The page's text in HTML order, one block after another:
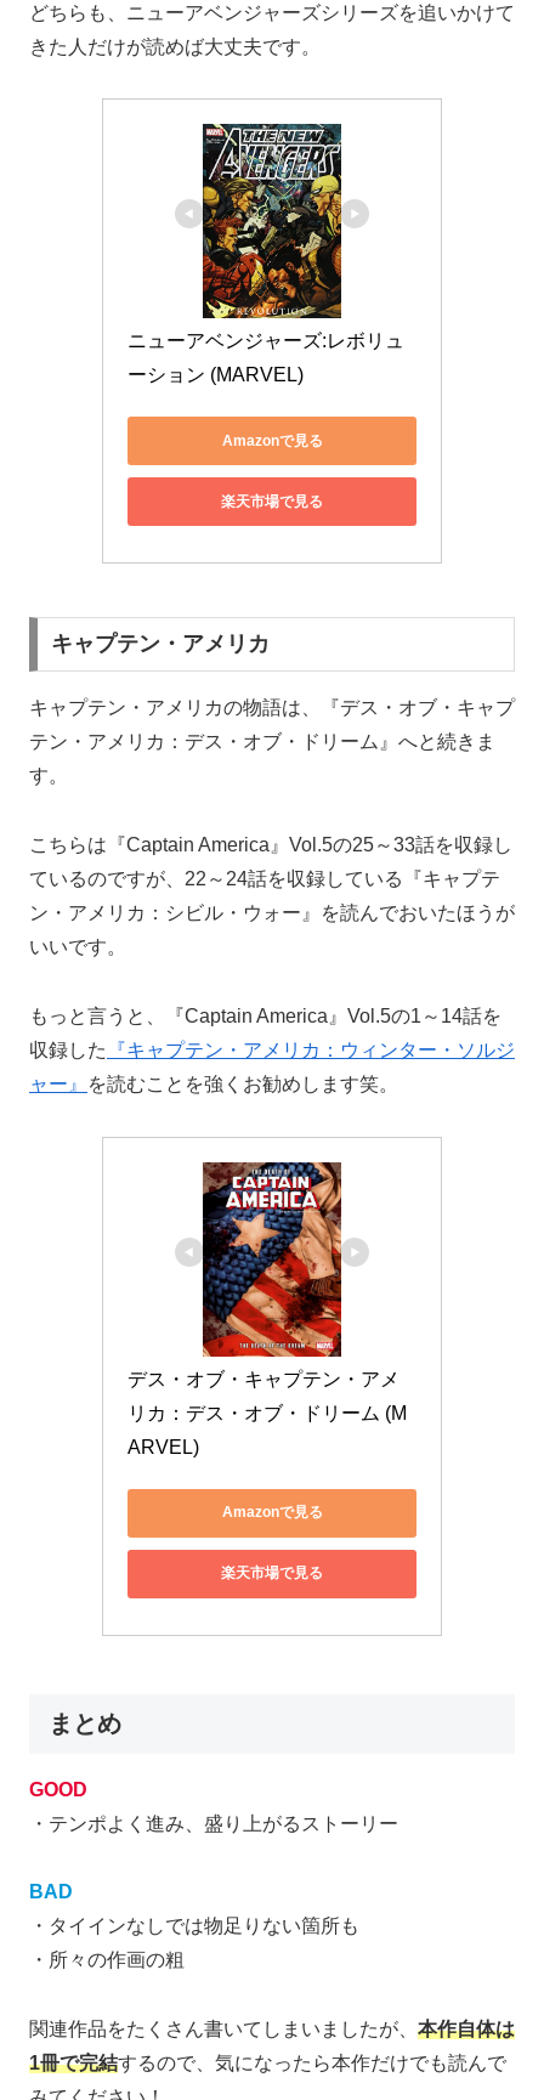
どちらも、ニューアベンジャーズシリーズを追いかけて
きた人だけが読めば大丈夫です。
ニューアベンジャーズ:レボリュ
ーション (MARVEL)
Amazonで見る
楽天市場で見る
キャプテン・アメリカ
キャプテン・アメリカの物語は、『デス・オブ・キャプ
テン・アメリカ：デス・オブ・ドリーム』へと続きま
す。
こちらは『Captain America』Vol.5の25～33話を収録し
ているのですが、22～24話を収録している『キャプテ
ン・アメリカ：シビル・ウォー』を読んでおいたほうが
いいです。
もっと言うと、『Captain America』Vol.5の1～14話を
収録した
『キャプテン・アメリカ：ウィンター・ソルジ
ャー』
を読むことを強くお勧めします笑。
デス・オブ・キャプテン・アメ
リカ：デス・オブ・ドリーム (M
ARVEL)
Amazonで見る
楽天市場で見る
まとめ
GOOD
・テンポよく進み、盛り上がるストーリー
BAD
・タイインなしでは物足りない箇所も
・所々の作画の粗
関連作品をたくさん書いてしまいましたが、 本作自体は
1冊で完結するので、気になったら本作だけでも読んで